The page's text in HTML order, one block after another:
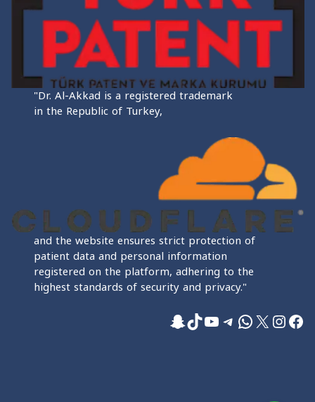
"Dr. Al-Akkad is a registered trademark
in the Republic of Turkey,
and the website ensures strict protection of
patient data and personal information
registered on the platform, adhering to the
highest standards of security and privacy."
فيسبوك
إنستجرام
إكسواتساب
تيليجرام
يوتيوب
تيك توك
سناب شات